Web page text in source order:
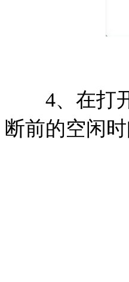
4、在打开
断前的空闲